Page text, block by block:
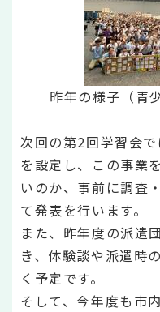
昨年の様子（青
次回の第2回学習会
を設定し、この事業
いのか、事前に調査
て発表を行います。
また、昨年度の派遣
き、体験談や派遣時
く予定です。
そして、今年度も市